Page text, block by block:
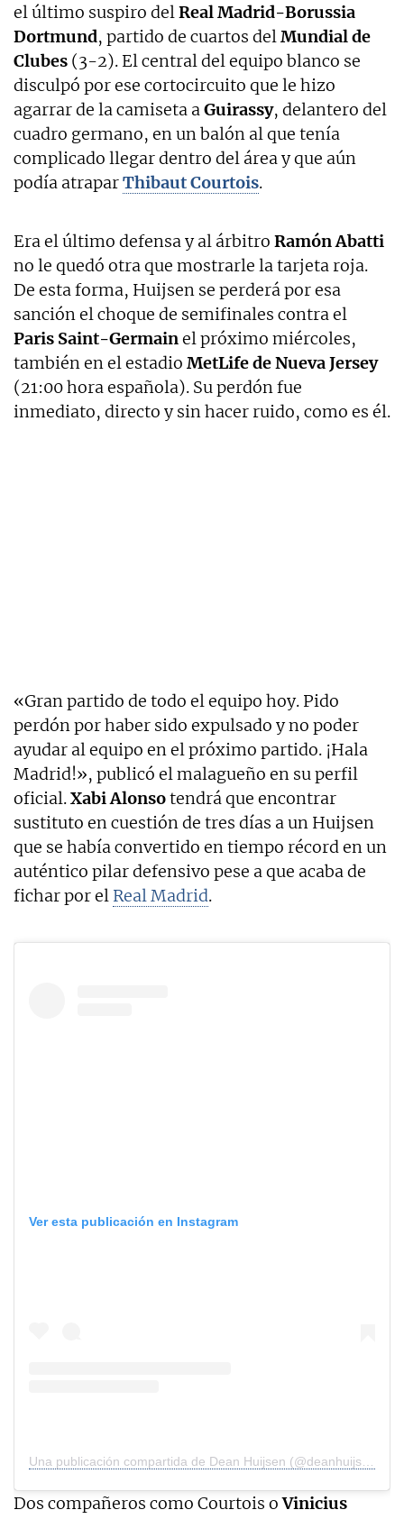
el último suspiro delReal Madrid-Borussia
Dortmund, partido de cuartos delMundial de
Clubes (3-2). El central del equipo blanco se
disculpó por ese cortocircuito que le hizo
agarrar de la camiseta aGuirassy, delantero del
cuadro germano, en un balón al que tenía
complicado llegar dentro del área y que aún
podía atraparThibaut Courtois.
Era el último defensa y al árbitro Ramón Abatti
no le quedó otra que mostrarle la tarjeta roja.
De esta forma, Huijsen se perderá por esa
sanción el choque de semifinales contra el
Paris Saint-Germainel próximo miércoles,
también en el estadio MetLife de Nueva Jersey
(21:00 hora española). Su perdón fue
inmediato, directo y sin hacer ruido, como es él.
«Gran partido de todo el equipo hoy. Pido
perdón por haber sido expulsado y no poder
ayudar al equipo en el próximo partido. ¡Hala
Madrid!», publicó el malagueño en su perfil
oficial.Xabi Alonsotendrá que encontrar
sustituto en cuestión de tres días a un Huijsen
que se había convertido en tiempo récord en un
auténtico pilar defensivo pese a que acaba de
fichar por el Real Madrid.
Ver esta publicación en Instagram
Una publicación compartida de Dean Huijsen (@deanhuijsen)
Dos compañeros como Courtois oVinicius